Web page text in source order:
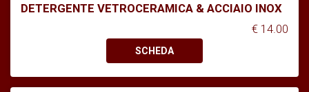
DETERGENTE VETROCERAMICA & ACCIAIO INOX
€ 14.00
SCHEDA